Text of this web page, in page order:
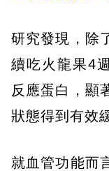
研究發現，除
續吃火龍果4
反應蛋白，顯
狀態得到有效
就血管功能而